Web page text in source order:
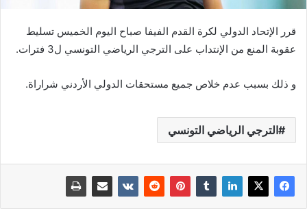
قرر الإتحاد الدولي لكرة القدم الفيفا صباح اليوم الخميس تسليط
عقوبة المنع من الإنتداب على الترجي الرياضي التونسي ل3 فترات.
و ذلك بسبب عدم خلاص جميع مستحقات الدولي الأردني شراراة.
الترجي الرياضي التونسي